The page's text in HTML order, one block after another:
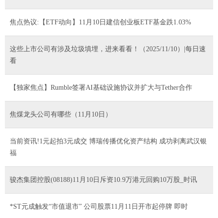
焦点热议:【ETF动向】11月10日建信创业板ETF基金跌1.03%
这些上市公司有涉及垃圾填埋，进来看看！（2025/11/10）|每日速
看
【独家焦点】Rumble签署AI基础设施协议并扩大与Tether合作
焦煤龙头公司有哪些（11月10日）
当前资讯!1元起拍3元成交 博瑞传播优化资产结构 成功剥离武汉银
福
骏杰集团控股(08188)11月10日斥资10.9万港元回购10万股_时讯
*ST元成触发“市值退市” 公司股票11月11日开市起停牌 即时